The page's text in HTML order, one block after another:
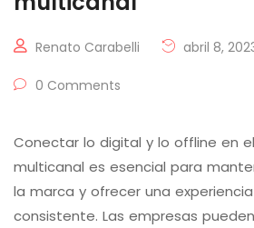
Renato Carabelli abril 8,
0 Comments
Conectar lo digital y lo offline en
multicanal es esencial para
la marca y ofrecer una
consistente. Las empresas